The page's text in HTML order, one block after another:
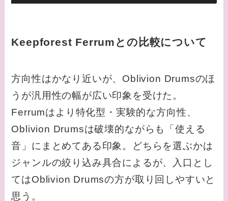
Keepforest Ferrumとの比較について
方向性はかなり近いが、Oblivion Drumsのほ
うが汎用性の幅が広い印象を受けた。
Ferrumはより特化型・実験的な方向性、
Oblivion Drumsは破壊的ながらも「使える
音」にまとめてある印象。どちらを選ぶかは
ジャンルの絞り込み具合によるが、入口とし
てはOblivion Drumsの方が取り回しやすいと
思う。